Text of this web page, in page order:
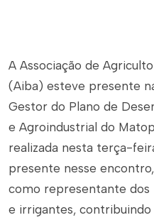
A Associação de
(Aiba) esteve presente
Gestor do Plano de
e Agroindustrial do
realizada nesta terça-
presente nesse
como representante dos
e irrigantes,